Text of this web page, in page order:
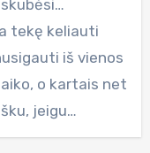
tekę keliauti
iš vienos
o kartais net
jeigu…